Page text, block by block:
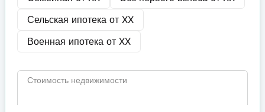
Сельская ипотека от XX
Военная ипотека от XX
Стоимость недвижимости